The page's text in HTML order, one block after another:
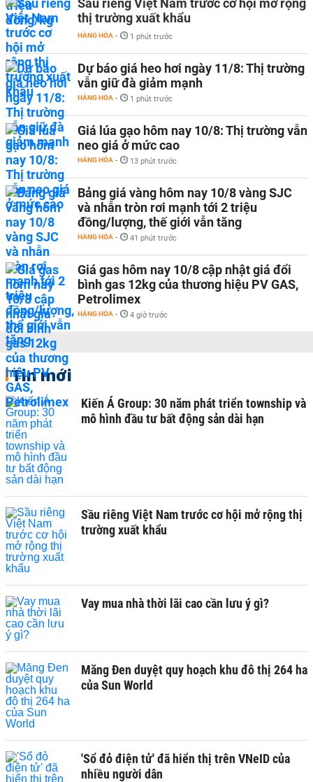
Sầu riêng Việt Nam trước cơ hội mở rộng
thị trường xuất khẩu
HÀNG HÓA - 1 phút trước
Dự báo giá heo hơi ngày 11/8: Thị trường
vẫn giữ đà giảm mạnh
HÀNG HÓA - 1 phút trước
Giá lúa gạo hôm nay 10/8: Thị trường vẫn
neo giá ở mức cao
HÀNG HÓA - 13 phút trước
Bảng giá vàng hôm nay 10/8 vàng SJC
và nhẫn tròn rơi mạnh tới 2 triệu
đồng/lượng, thế giới vẫn tăng
HÀNG HÓA - 41 phút trước
Giá gas hôm nay 10/8 cập nhật giá đổi
bình gas 12kg của thương hiệu PV GAS,
Petrolimex
HÀNG HÓA - 4 giờ trước
Tin mới
Kiến Á Group: 30 năm phát triển township và
mô hình đầu tư bất động sản dài hạn
Sầu riêng Việt Nam trước cơ hội mở rộng thị
trường xuất khẩu
Vay mua nhà thời lãi cao cần lưu ý gì?
Măng Đen duyệt quy hoạch khu đô thị 264 ha
của Sun World
'Sổ đỏ điện tử' đã hiển thị trên VNeID của
nhiều người dân